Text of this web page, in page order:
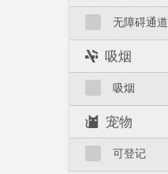
无障碍通道
吸烟
吸烟
宠物
可登记